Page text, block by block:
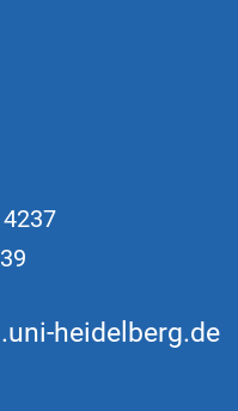
heidelberg.de